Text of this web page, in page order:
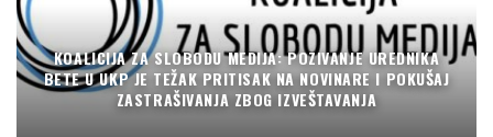
KOALICIJA ZA SLOBODU MEDIJA: POZIVANJE UREDNIKA
BETE U UKP JE TEŽAK PRITISAK NA NOVINARE I POKUŠAJ
ZASTRAŠIVANJA ZBOG IZVEŠTAVANJA